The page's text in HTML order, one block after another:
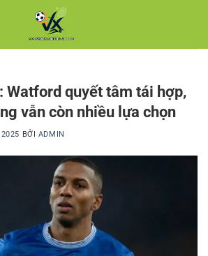
Watford quyết tâm tái hợp,
vẫn còn nhiều lựa chọn
BỞI ADMIN